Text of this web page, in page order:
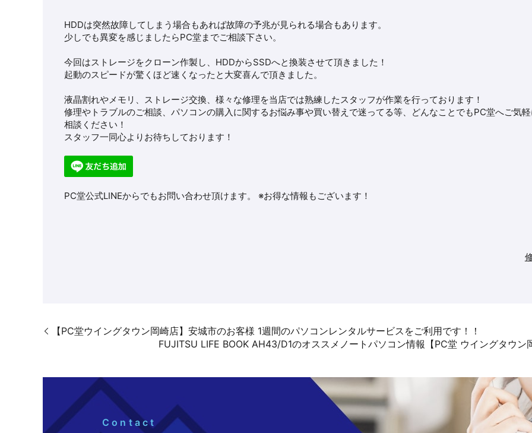
HDDは突然故障してしまう場合もあれば故障の予兆が見られる場合もあります。
少しでも異変を感じましたらPC堂までご相談下さい。
今回はストレージをクローン作製し、HDDからSSDへと換装させて頂きました！
起動のスピードが驚くほど速くなったと大変喜んで頂きました。
液晶割れやメモリ、ストレージ交換、様々な修理を当店では熟練したスタッフが作業を行っております！
修理やトラブルのご相談、パソコンの購入に関するお悩み事や買い替えで迷ってる等、どんなことでもPC堂へご気
相談ください！
スタッフ一同心よりお待ちしております！
PC堂公式LINEからでもお問い合わせ頂けます。 ※お得な情報もございます！
【PC堂ウイングタウン岡崎店】安城市のお客様 1週間のパソコンレンタルサービスをご利用です！！
FUJITSU LIFE BOOK AH43/D1のオススメノートパソコン情報【PC堂 ウイングタウン
Contact